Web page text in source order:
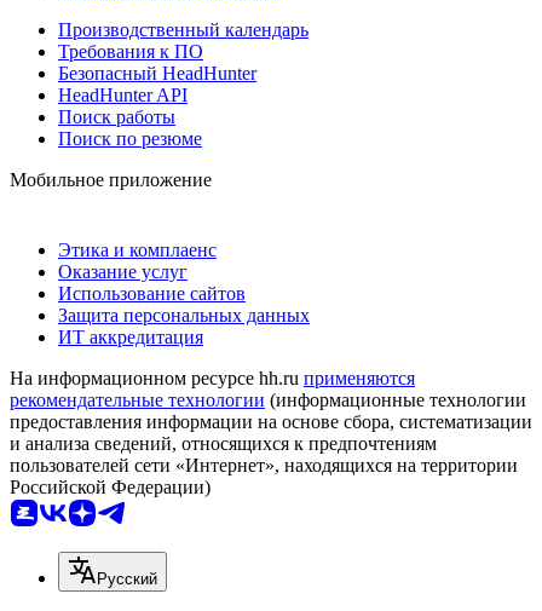
Производственный календарь
Требования к ПО
Безопасный HeadHunter
HeadHunter API
Поиск работы
Поиск по резюме
Мобильное приложение
Этика и комплаенс
Оказание услуг
Использование сайтов
Защита персональных данных
ИТ аккредитация
На информационном ресурсе hh.ru применяются
рекомендательные технологии (информационные технологии
предоставления информации на основе сбора, систематизации
и анализа сведений, относящихся к предпочтениям
пользователей сети «Интернет», находящихся на территории
Российской Федерации)
Русский